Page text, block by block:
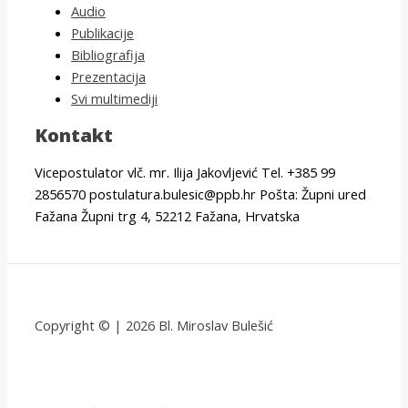
Audio
Publikacije
Bibliografija
Prezentacija
Svi multimediji
Kontakt
Vicepostulator vlč. mr. Ilija Jakovljević Tel. +385 99
2856570 postulatura.bulesic@ppb.hr Pošta: Župni ured
Fažana Župni trg 4, 52212 Fažana, Hrvatska
Copyright © | 2026 Bl. Miroslav Bulešić